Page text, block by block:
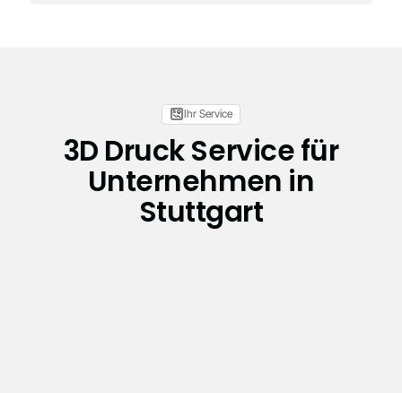
Ihr Service
3D Druck Service für
Unternehmen in
Stuttgart